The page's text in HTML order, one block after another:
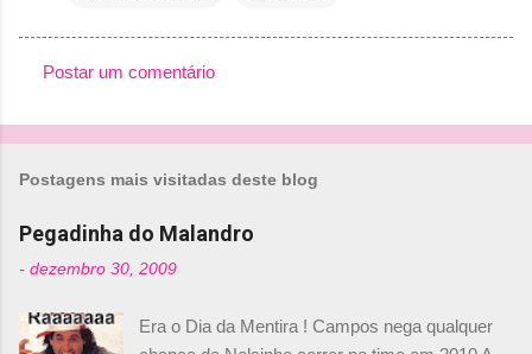
o
n
t
r
Postar um comentário
Postagens mais visitadas deste blog
Pegadinha do Malandro
- dezembro 30, 2009
Era o Dia da Mentira ! Campos nega qualquer